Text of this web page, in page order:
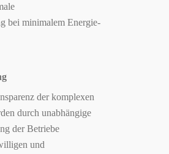
bei minimalem Energie-
der komplexen
durch unabhängige
der Betriebe
und